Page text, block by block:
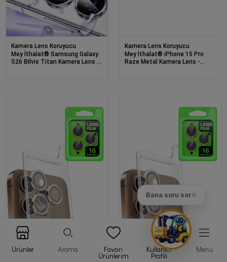
Bana soru sor✕
Ürünler Arama
Favori
Ürünlerim
Kullanıcı
Profili
Menu
Kamera Lens Koruyucu
Mey İthalat® Samsung Galaxy
S26 Bilvis Titan Kamera Lens -
Kamera Lens Koruyucu
Mey İthalat® iPhone 15 Pro
Raze Metal Kamera Lens -
Kamera Lens Koruyucu